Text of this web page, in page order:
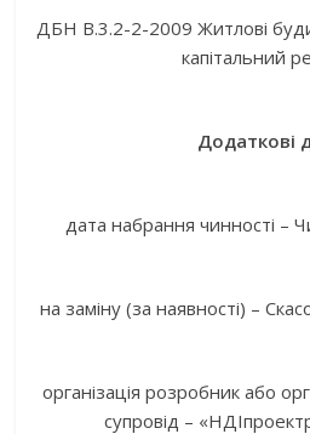
ДБН В.3.2-2-2009 Житлові
капітальний
Додаткові
дата набрання чинності –
на заміну (за наявності) –
організація розробник або
супровід –